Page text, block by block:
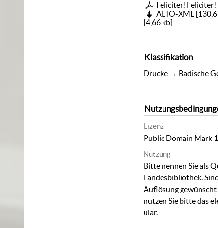
Feliciter! Feliciter!
ALTO-XML [
[4,66 kb]
Klassifikation
Drucke → Badische
Lizenz
Public Domain Mark
Nutzung
Bitte nennen Sie als
Landesbibliothek.
Auflösung
nutzen Sie bitte das
ular.